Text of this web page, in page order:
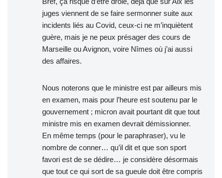
juges viennent de se faire sermonner suite aux
incidents liés au Covid, ceux-ci ne m’inquiètent
guère, mais je ne peux présager des cours de
Marseille ou Avignon, voire Nîmes où j’ai aussi
des affaires.
Nous noterons que le ministre est par ailleurs mis
en examen, mais pour l’heure est soutenu par le
gouvernement ; micron avait pourtant dit que tout
ministre mis en examen devrait démissionner.
En même temps (pour le paraphraser), vu le
nombre de conner… qu’il dit et que son sport
favori est de se dédire… je considère désormais
que tout ce qui sort de sa gueule doit être compris